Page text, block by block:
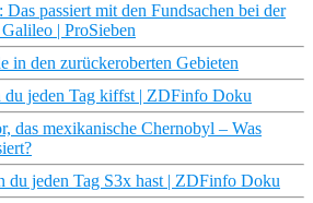
passiert mit den Fundsachen bei der
| ProSieben
in den zurückeroberten Gebieten
du jeden Tag kiffst | ZDFinfo Doku
das mexikanische Chernobyl – Was
du jeden Tag S3x hast | ZDFinfo Doku